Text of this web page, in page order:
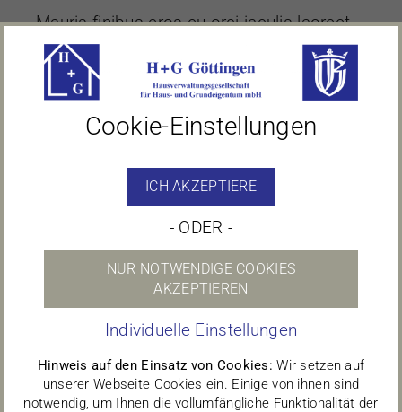
Mauris finibus eros eu orci iaculis laoreet.
In accumsan nulla ut sagittis tristique.
Morbi a sollicitudin dui, quis tincidunt
Vestibulum tincidunt erat ac massa
gravida accumsan. Suspendisse finibus
commodo arcu, sed dapibus enim
Continue Reading
Cookie-Einstellungen
ICH AKZEPTIERE
- ODER -
NUR NOTWENDIGE COOKIES
AKZEPTIEREN
Individuelle Einstellungen
Hinweis auf den Einsatz von Cookies: Wir setzen auf
unserer Webseite Cookies ein. Einige von ihnen sind
notwendig, um Ihnen die vollumfängliche Funktionalität der